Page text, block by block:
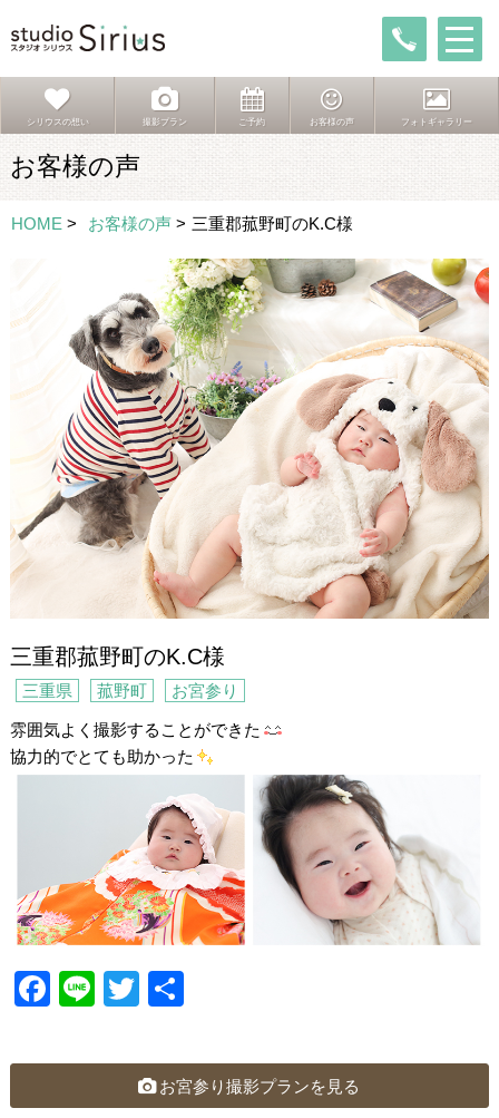
シリウスの想い 撮影プラン ご予約 お客様の声 フォトギャラリー
お客様の声
HOME > お客様の声 > 三重郡菰野町のK.C様
三重郡菰野町のK.C様
三重県 菰野町 お宮参り
雰囲気よく撮影することができた
協力的でとても助かった
F
c
Li
e
T
tt
erお宮参り撮影プランを見る